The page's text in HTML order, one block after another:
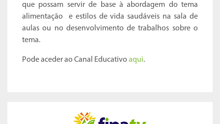
que possam servir de base à abordagem do tema
alimentação e estilos de vida saudáveis na sala de
aulas ou no desenvolvimento de trabalhos sobre o
tema.
Pode aceder ao Canal Educativo aqui.